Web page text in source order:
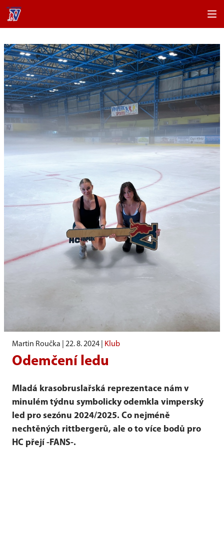
Martin Roučka | 22. 8. 2024 Klub
Odemčení ledu
Mladá krasobruslařská reprezentace nám v
minulém týdnu symbolicky odemkla vimperský
led pro sezónu 2024/2025. Co nejméně
nechtěných rittbergerů, ale o to více bodů pro
HC přejí -FANS-.